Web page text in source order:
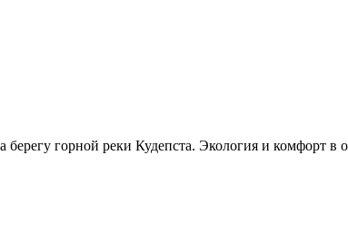
горной реки Кудепста. Экология и комфорт в